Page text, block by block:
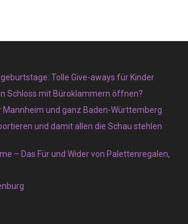
Tolle Give-aways für Kinder
Schloss mit Büroklammern öffnen?
und ganz Baden-Württemberg
und damit allen die Schau stehlen
– Das Für und Wider von Palettenregalen,